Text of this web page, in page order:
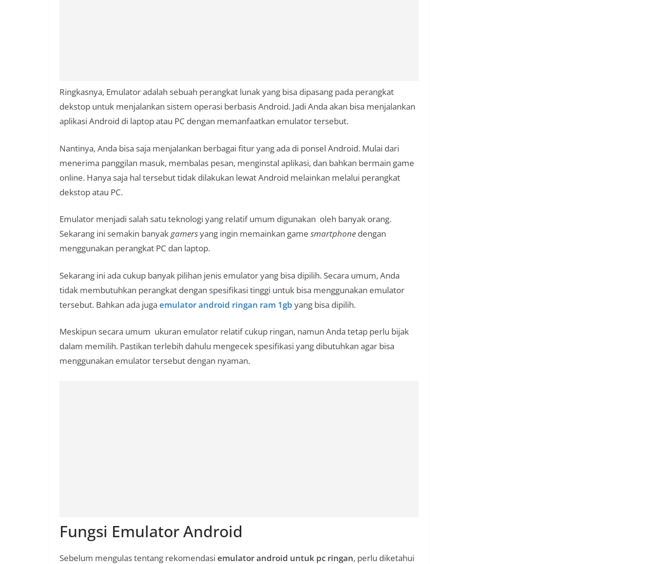
Ringkasnya, Emulator adalah sebuah perangkat lunak yang bisa dipasang pada perangkat
dekstop untuk menjalankan sistem operasi berbasis Android. Jadi Anda akan bisa menjalankan
aplikasi Android di laptop atau PC dengan memanfaatkan emulator tersebut.
Nantinya, Anda bisa saja menjalankan berbagai fitur yang ada di ponsel Android. Mulai dari
menerima panggilan masuk, membalas pesan, menginstal aplikasi, dan bahkan bermain game
online. Hanya saja hal tersebut tidak dilakukan lewat Android melainkan melalui perangkat
dekstop atau PC.
Emulator menjadi salah satu teknologi yang relatif umum digunakan oleh banyak orang.
Sekarang ini semakin banyakgamersyang ingin memainkan game smartphone dengan
menggunakan perangkat PC dan laptop.
Sekarang ini ada cukup banyak pilihan jenis emulator yang bisa dipilih. Secara umum, Anda
tidak membutuhkan perangkat dengan spesifikasi tinggi untuk bisa menggunakan emulator
tersebut. Bahkan ada juga emulator android ringan ram 1gb yang bisa dipilih.
Meskipun secara umum ukuran emulator relatif cukup ringan, namun Anda tetap perlu bijak
dalam memilih. Pastikan terlebih dahulu mengecek spesifikasi yang dibutuhkan agar bisa
menggunakan emulator tersebut dengan nyaman.
Fungsi Emulator Android
Sebelum mengulas tentang rekomendasi emulator android untuk pc ringan, perlu diketahui